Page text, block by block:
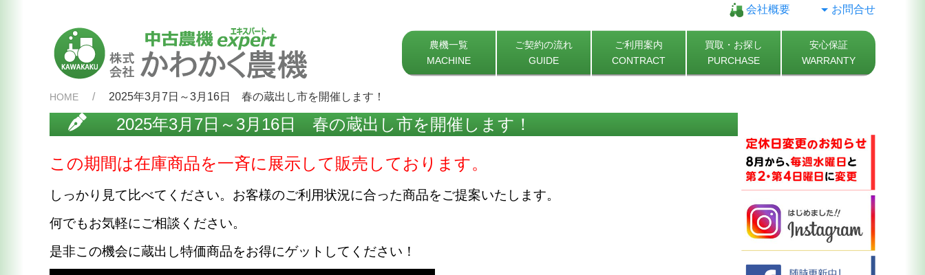
会社概要 お問合せ
農機一覧
MACHINE
ご契約の流れ
GUIDE
ご利用案内
CONTRACT
買取・お探し
PURCHASE
安心保証
WARRANTY
HOME 2025年3月7日～3月16日 春の蔵出し市を開催します！
2025年3月7日～3月16日 春の蔵出し市を開催します！
この期間は在庫商品を一斉に展示して販売しております。
しっかり見て比べてください。お客様のご利用状況に合った商品をご提案いたします。
何でもお気軽にご相談ください。
是非この機会に蔵出し特価商品をお得にゲットしてください！